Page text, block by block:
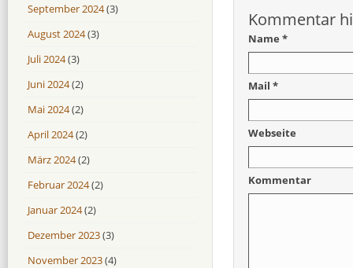
Kommentar
Name *
Mail *
Webseite
Kommentar
September 2024(3)
August 2024(3)
Juli 2024(3)
Juni 2024(2)
Mai 2024(2)
April 2024(2)
März 2024(2)
Februar 2024(2)
Januar 2024(2)
Dezember 2023(3)
November 2023(4)